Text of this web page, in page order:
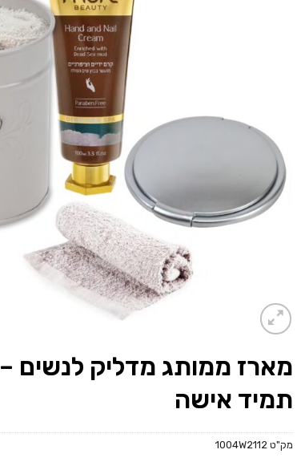
מארז ממותג מדליק לנשים –
תמיד אישה
מק"ט 1004W2112